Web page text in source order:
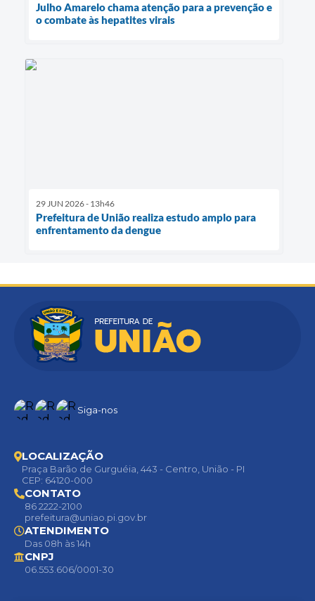
Julho Amarelo chama atenção para a prevenção e
o combate às hepatites virais
29 JUN 2026 - 13h46
Prefeitura de União realiza estudo amplo para
enfrentamento da dengue
Siga-nos
LOCALIZAÇÃO
Praça Barão de Gurguéia, 443 - Centro, União - PI
CEP: 64120-000
CONTATO
86 2222-2100
prefeitura@uniao.pi.gov.br
ATENDIMENTO
Das 08h às 14h
CNPJ
06.553.606/0001-30